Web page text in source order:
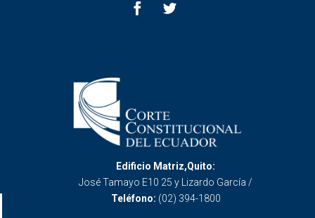
Edificio Matriz,Quito:
José Tamayo E10 25 y Lizardo García /
Teléfono: (02) 394-1800